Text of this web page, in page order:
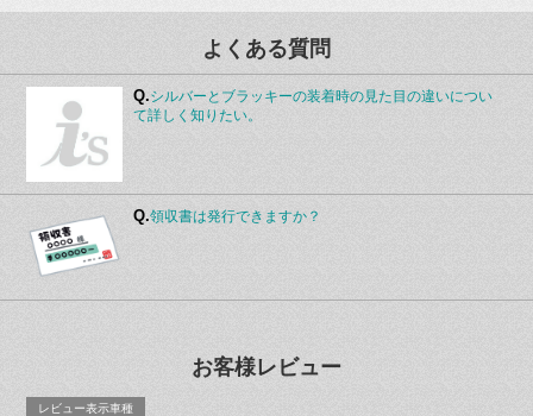
よくある質問
Q.シルバーとブラッキーの装着時の見た目の違いについ
て詳しく知りたい。
Q.領収書は発行できますか？
お客様レビュー
レビュー表示車種